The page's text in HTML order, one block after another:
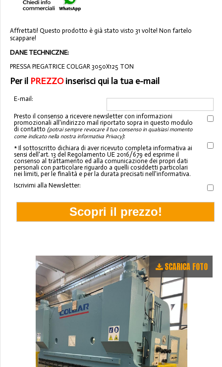
Affrettati! Questo prodotto è già stato visto 31 volte! Non fartelo
scappare!
DANE TECHNICZNE:
PRESSA PIEGATRICE COLGAR 3050X125 TON
Per il PREZZOinserisci qui la tua e-mail
E-mail:
Presto il consenso a ricevere newsletter con informazioni
promozionali all'indirizzo mail riportato sopra in questo modulo
di contatto (potrai sempre revocare il tuo consenso in qualsiasi momento
come indicato nella nostra informativa Privacy):
* Il sottoscritto dichiara di aver ricevuto completa informativa ai
sensi dell'art. 13 del Regolamento UE 2016/679 ed esprime il
consenso al trattamento ed alla comunicazione dei propri dati
personali con particolare riguardo a quelli cosiddetti particolari
nei limiti, per le finalità e per la durata precisati nell'informativa.
Iscrivimi alla Newsletter:
SCARICA FOTO